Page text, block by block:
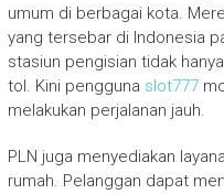
umum di berbagai kota.
yang tersebar di Indonesia
stasiun pengisian tidak
tol. Kini pengguna slot777
melakukan perjalanan jauh.
PLN juga menyediakan
rumah. Pelanggan dapat